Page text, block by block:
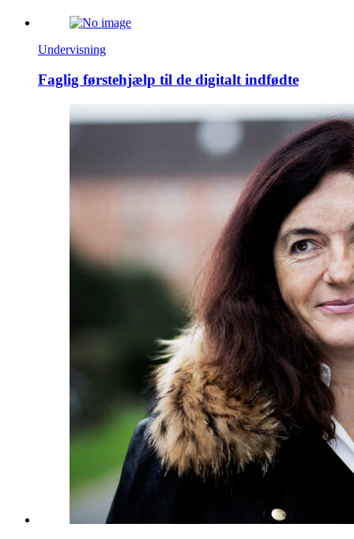
Undervisning
Faglig førstehjælp til de digitalt indfødte